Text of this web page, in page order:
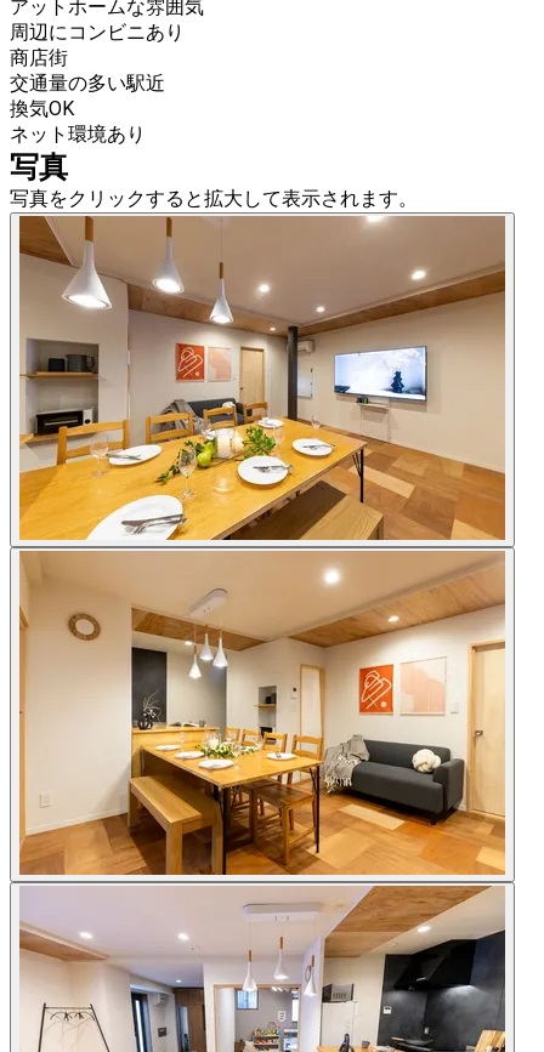
アットホームな雰囲気
周辺にコンビニあり
商店街
交通量の多い駅近
換気OK
ネット環境あり
写真
写真をクリックすると拡大して表示されます。